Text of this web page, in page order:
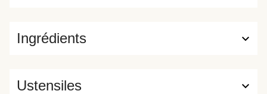
Ingrédients
Ustensiles